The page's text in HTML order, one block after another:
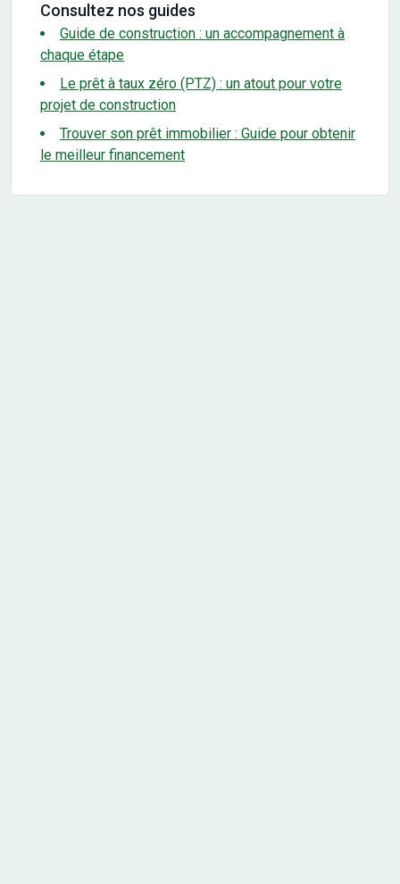
Consultez nos guides
Guide de construction : un accompagnement à
chaque étape
Le prêt à taux zéro (PTZ) : un atout pour votre
projet de construction
Trouver son prêt immobilier : Guide pour obtenir
le meilleur financement